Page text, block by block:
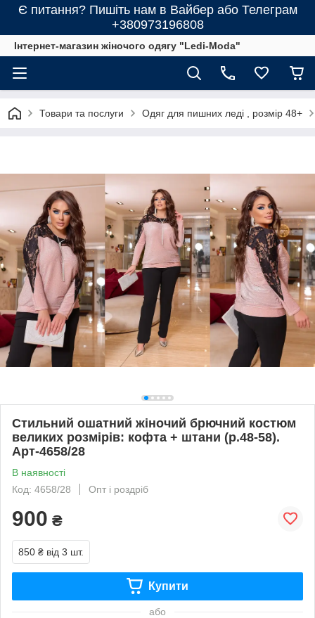
Є питання? Пишіть нам в Вайбер або Телеграм
+380973196808
Інтернет-магазин жіночого одягу "Ledi-Moda"
Товари та послуги Одяг для пишних леді , розмір 48+
Стильний ошатний жіночий брючний костюм
великих розмірів: кофта + штани (р.48-58).
Арт-4658/28
В наявності
Код: 4658/28
Опт і роздріб
900 ₴
850 ₴ від 3 шт.
Купити
або